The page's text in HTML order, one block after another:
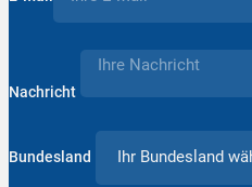
Nachricht
Bundesland